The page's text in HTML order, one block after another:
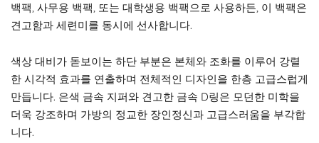
백팩, 사무용 백팩, 또는 대학생용 백팩으로 사용하든, 이 백팩은
견고함과 세련미를 동시에 선사합니다.
색상 대비가 돋보이는 하단 부분은 본체와 조화를 이루어 강렬
한 시각적 효과를 연출하며 전체적인 디자인을 한층 고급스럽게
만듭니다. 은색 금속 지퍼와 견고한 금속 D링은 모던한 미학을
더욱 강조하며 가방의 정교한 장인정신과 고급스러움을 부각합
니다.